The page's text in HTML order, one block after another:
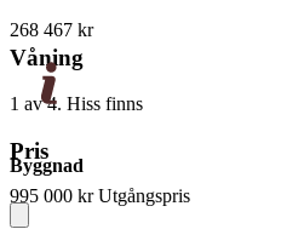
Våning
1 av 4. Hiss finns
Pris
995 000 kr Utgångspris
268 467 kr
Byggnad